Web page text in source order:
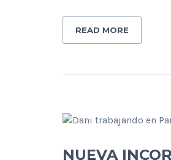
READ MORE
NUEVA